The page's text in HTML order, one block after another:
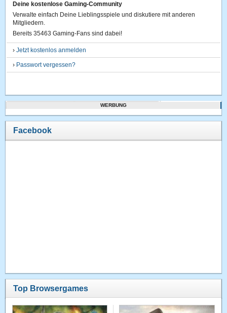
Deine kostenlose Gaming-Community
Verwalte einfach Deine Lieblingsspiele und diskutiere mit anderen
Mitgliedern.
Bereits 35463 Gaming-Fans sind dabei!
›Jetzt kostenlos anmelden
› Passwort vergessen?
WERBUNG
Facebook
Top Browsergames